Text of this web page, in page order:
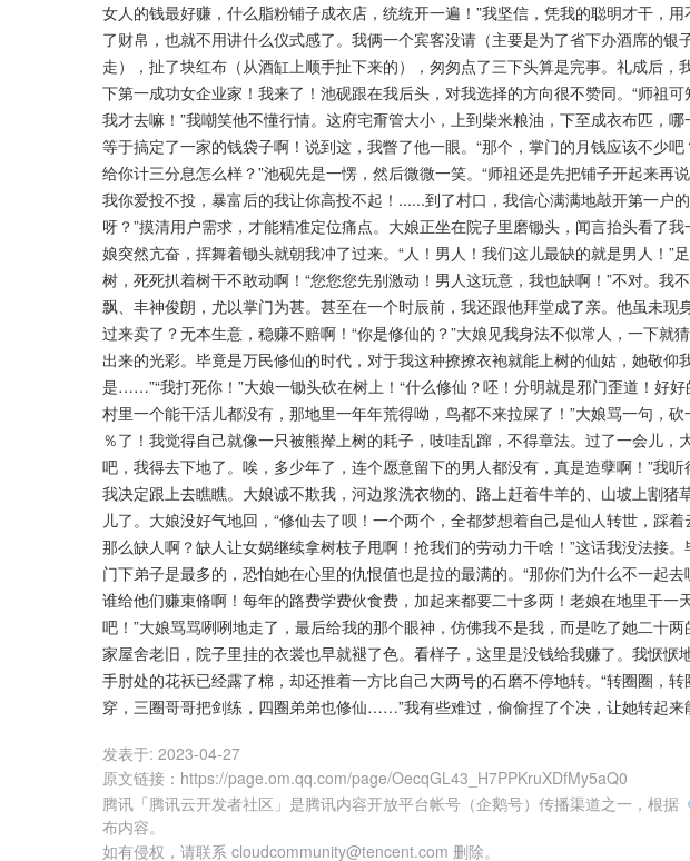
女人的钱最好赚，什么脂粉铺子成衣店，统统开一遍！”我坚信，凭我的聪明才干，
了财帛，也就不用讲什么仪式感了。我俩一个宾客没请（主要是为了省下办酒席的银
走），扯了块红布（从酒缸上顺手扯下来的），匆匆点了三下头算是完事。礼成后，
下第一成功女企业家！我来了！池砚跟在我后头，对我选择的方向很不赞同。“师祖
我才去嘛！”我嘲笑他不懂行情。这府宅甭管大小，上到柴米粮油，下至成衣布匹，
等于搞定了一家的钱袋子啊！说到这，我瞥了他一眼。“那个，掌门的月钱应该不少
给你计三分息怎么样？”池砚先是一愣，然后微微一笑。“师祖还是先把铺子开起来再
我你爱投不投，暴富后的我让你高投不起！......到了村口，我信心满满地敲开第一户
呀？”摸清用户需求，才能精准定位痛点。大娘正坐在院子里磨锄头，闻言抬头看了我
娘突然亢奋，挥舞着锄头就朝我冲了过来。“人！男人！我们这儿最缺的就是男人！”
树，死死扒着树干不敢动啊！“您您您先别激动！男人这玩意，我也缺啊！”不对。我
飘、丰神俊朗，尤以掌门为甚。甚至在一个时辰前，我还跟他拜堂成了亲。他虽未现
过来卖了？无本生意，稳赚不赔啊！“你是修仙的？”大娘见我身法不似常人，一下就
出来的光彩。毕竟是万民修仙的时代，对于我这种撩撩衣袍就能上树的仙姑，她敬仰
是……”“我打死你！”大娘一锄头砍在树上！“什么修仙？呸！分明就是邪门歪道！好
村里一个能干活儿都没有，那地里一年年荒得呦，鸟都不来拉屎了！”大娘骂一句，
％了！我觉得自己就像一只被熊撵上树的耗子，吱哇乱蹿，不得章法。过了一会儿，
吧，我得去下地了。唉，多少年了，连个愿意留下的男人都没有，真是造孽啊！”我
我决定跟上去瞧瞧。大娘诚不欺我，河边浆洗衣物的、路上赶着牛羊的、山坡上割猪
儿了。大娘没好气地回，“修仙去了呗！一个两个，全都梦想着自己是仙人转世，踩
那么缺人啊？缺人让女娲继续拿树枝子甩啊！抢我们的劳动力干啥！”这话我没法接
门下弟子是最多的，恐怕她在心里的仇恨值也是拉的最满的。“那你们为什么不一起去
谁给他们赚束脩啊！每年的路费学费伙食费，加起来都要二十多两！老娘在地里干一
吧！”大娘骂骂咧咧地走了，最后给我的那个眼神，仿佛我不是我，而是吃了她二十
家屋舍老旧，院子里挂的衣裳也早就褪了色。看样子，这里是没钱给我赚了。我恹恹
手肘处的花袄已经露了棉，却还推着一方比自己大两号的石磨不停地转。“转圈圈，
穿，三圈哥哥把剑练，四圈弟弟也修仙……”我有些难过，偷偷捏了个决，让她转起来
发表于: 2023-04-27
原文链接 ： https://page.om.qq.com/page/OecqGL43_H7PPKruXDfMy5aQ0
腾讯「腾讯云开发者社区」是腾讯内容开放平台帐号（企鹅号）传播渠道之一，根据
布内容。
如有侵权，请联系 cloudcommunity@tencent.com 删除。